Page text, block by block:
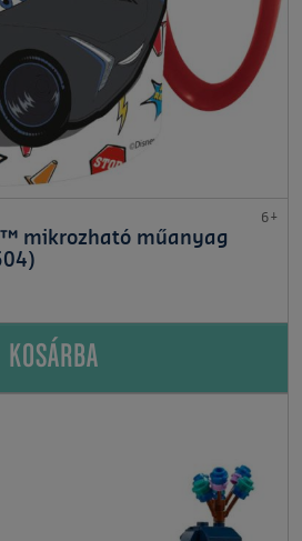
6+
mikrozható műanyag
KOSÁRBA